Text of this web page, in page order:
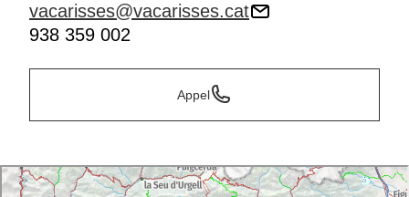
vacarisses@vacarisses.cat
938 359 002
Appel